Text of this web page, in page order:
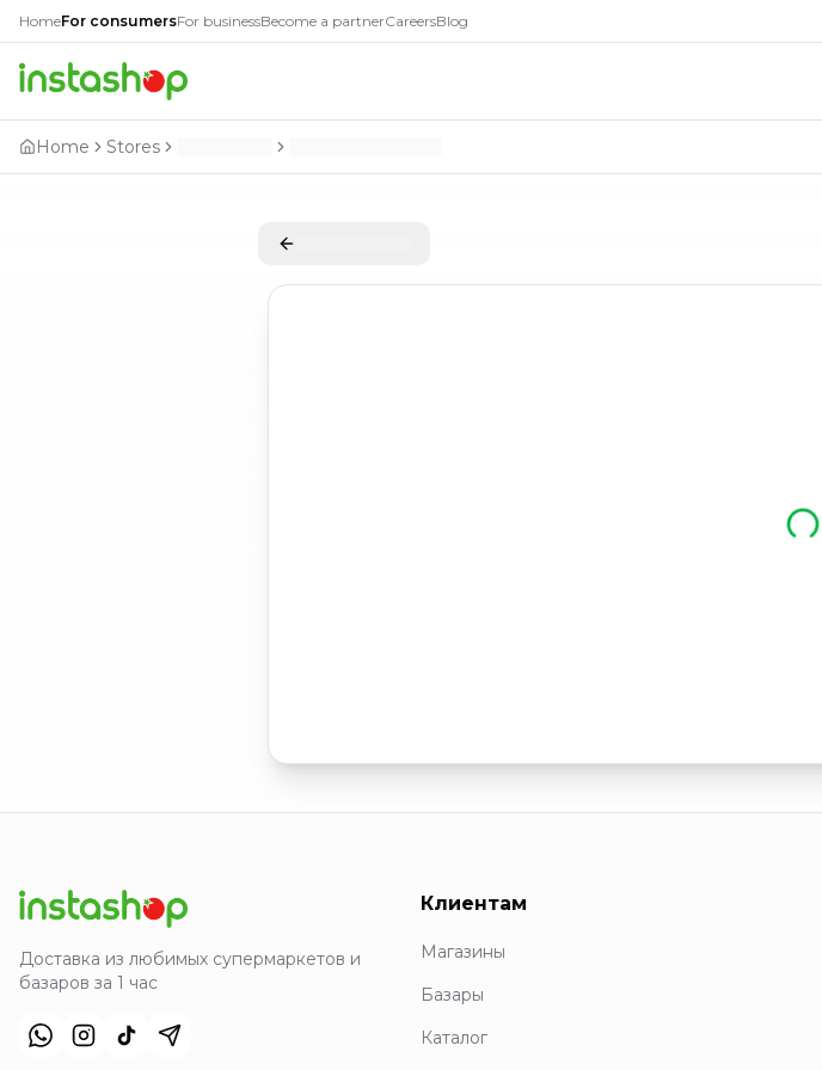
HomeFor consumersFor businessBecome a partnerCareersBlog
Home Stores
Доставка из любимых супермаркетов и
базаров за 1 час
Клиентам
Магазины
Базары
Каталог